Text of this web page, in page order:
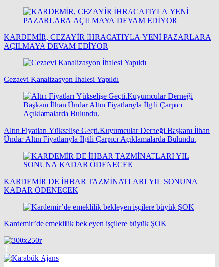
KARDEMİR, CEZAYİR İHRACATIYLA YENİ PAZARLARA
AÇILMAYA DEVAM EDİYOR
Cezaevi Kanalizasyon İhalesi Yapıldı
Altın Fiyatları Yükselişe Geçti.Kuyumcular Derneği Başkanı İlhan
Ündar Altın Fiyatlarıyla İlgili Çarpıcı Açıklamalarda Bulundu.
KARDEMİR DE İHBAR TAZMİNATLARI YIL SONUNA
KADAR ÖDENECEK
Kardemir’de emeklilik bekleyen işçilere büyük ŞOK